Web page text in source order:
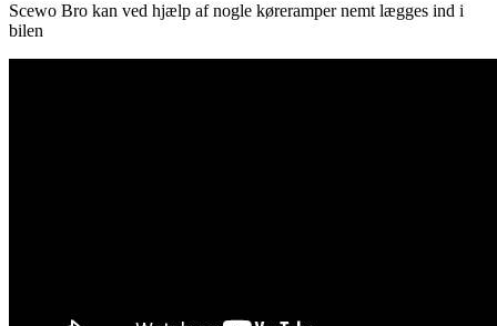
Scewo Bro kan ved hjælp af nogle køreramper nemt lægges ind i
bilen